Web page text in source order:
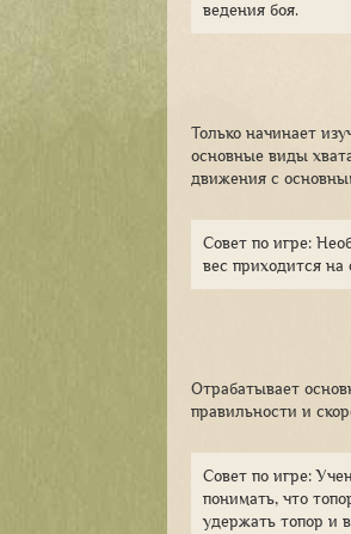
ведения боя.
Только начинает
основные виды
движения с
Совет по игре:
вес приходится
Отрабатывает
правильности и
Совет по игре:
понимать, что
удержать топор и